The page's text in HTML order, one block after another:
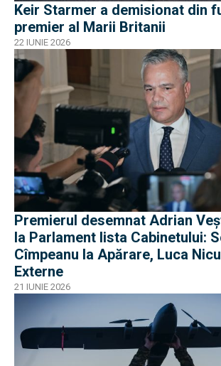
Keir Starmer a demisionat din
premier al Marii Britanii
22 IUNIE 2026
Premierul desemnat Adrian
la Parlament lista Cabinetului:
Cîmpeanu la Apărare, Luca
Externe
21 IUNIE 2026